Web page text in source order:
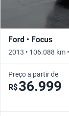
Ford • Focus
2013 • 106.088 km
Preço a partir de
R$36.999